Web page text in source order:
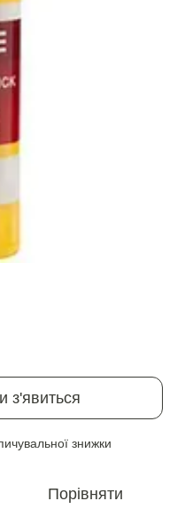
з'явиться
знижки
Порівняти